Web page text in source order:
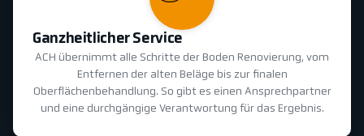
Ganzheitlicher Service
ACH übernimmt alle Schritte der Boden Renovierung, vom
Entfernen der alten Beläge bis zur finalen
Oberflächenbehandlung. So gibt es einen Ansprechpartner
und eine durchgängige Verantwortung für das Ergebnis.